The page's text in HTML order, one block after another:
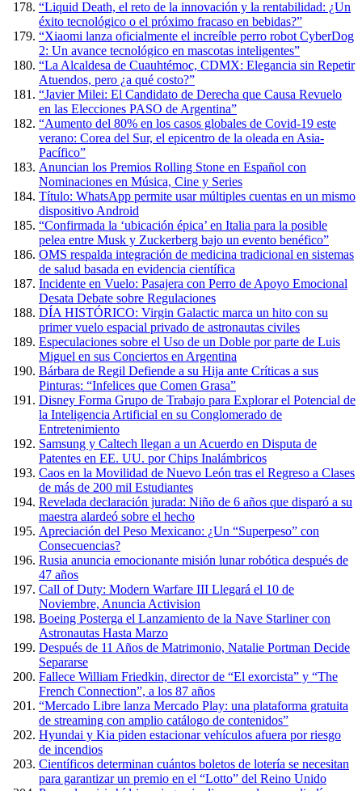
“Liquid Death, el reto de la innovación y la rentabilidad: ¿Un
éxito tecnológico o el próximo fracaso en bebidas?”
“Xiaomi lanza oficialmente el increíble perro robot CyberDog
2: Un avance tecnológico en mascotas inteligentes”
“La Alcaldesa de Cuauhtémoc, CDMX: Elegancia sin Repetir
Atuendos, pero ¿a qué costo?”
“Javier Milei: El Candidato de Derecha que Causa Revuelo
en las Elecciones PASO de Argentina”
“Aumento del 80% en los casos globales de Covid-19 este
verano: Corea del Sur, el epicentro de la oleada en Asia-
Pacífico”
Anuncian los Premios Rolling Stone en Español con
Nominaciones en Música, Cine y Series
Título: WhatsApp permite usar múltiples cuentas en un mismo
dispositivo Android
“Confirmada la ‘ubicación épica’ en Italia para la posible
pelea entre Musk y Zuckerberg bajo un evento benéfico”
OMS respalda integración de medicina tradicional en sistemas
de salud basada en evidencia científica
Incidente en Vuelo: Pasajera con Perro de Apoyo Emocional
Desata Debate sobre Regulaciones
DÍA HISTÓRICO: Virgin Galactic marca un hito con su
primer vuelo espacial privado de astronautas civiles
Especulaciones sobre el Uso de un Doble por parte de Luis
Miguel en sus Conciertos en Argentina
Bárbara de Regil Defiende a su Hija ante Críticas a sus
Pinturas: “Infelices que Comen Grasa”
Disney Forma Grupo de Trabajo para Explorar el Potencial de
la Inteligencia Artificial en su Conglomerado de
Entretenimiento
Samsung y Caltech llegan a un Acuerdo en Disputa de
Patentes en EE. UU. por Chips Inalámbricos
Caos en la Movilidad de Nuevo León tras el Regreso a Clases
de más de 200 mil Estudiantes
Revelada declaración jurada: Niño de 6 años que disparó a su
maestra alardeó sobre el hecho
Apreciación del Peso Mexicano: ¿Un “Superpeso” con
Consecuencias?
Rusia anuncia emocionante misión lunar robótica después de
47 años
Call of Duty: Modern Warfare III Llegará el 10 de
Noviembre, Anuncia Activision
Boeing Posterga el Lanzamiento de la Nave Starliner con
Astronautas Hasta Marzo
Después de 11 Años de Matrimonio, Natalie Portman Decide
Separarse
Fallece William Friedkin, director de “El exorcista” y “The
French Connection”, a los 87 años
“Mercado Libre lanza Mercado Play: una plataforma gratuita
de streaming con amplio catálogo de contenidos”
Hyundai y Kia piden estacionar vehículos afuera por riesgo
de incendios
Científicos determinan cuántos boletos de lotería se necesitan
para garantizar un premio en el “Lotto” del Reino Unido